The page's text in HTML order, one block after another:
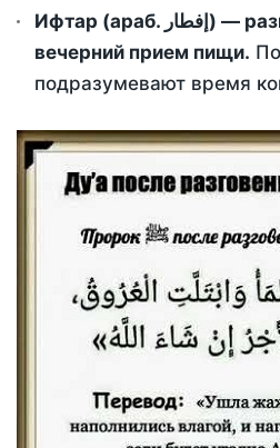
Ифтар (араб. إفطار) — разговение - это
вечерний прием пищи.
подразумевают время